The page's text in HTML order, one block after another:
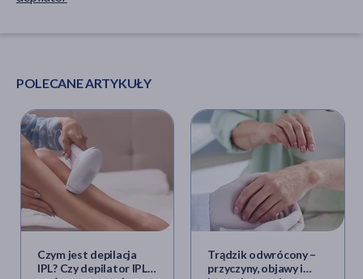
POLECANE ARTYKUŁY
Czym jest depilacja
IPL? Czy depilator IPL
Trądzik odwrócony –
przyczyny, objawy i